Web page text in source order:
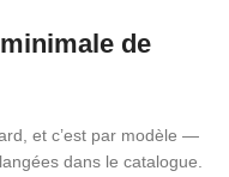
de
et c’est par modèle —
dans le catalogue.